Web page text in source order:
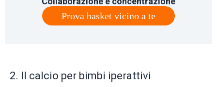
Prova basket vicino a te
2. Il calcio per bimbi iperattivi